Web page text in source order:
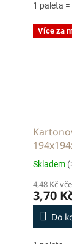
1 paleta
Více za
Skladem
4,48 Kč
3,70
Do